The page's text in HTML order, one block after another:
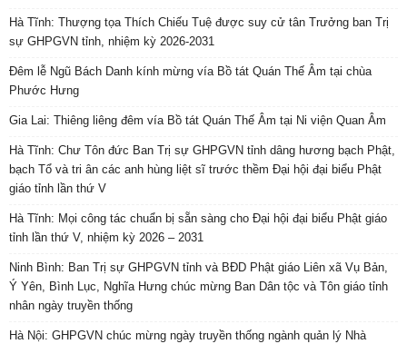
Hà Tĩnh: Thượng tọa Thích Chiếu Tuệ được suy cử tân Trưởng ban Trị
sự GHPGVN tỉnh, nhiệm kỳ 2026-2031
Đêm lễ Ngũ Bách Danh kính mừng vía Bồ tát Quán Thế Âm tại chùa
Phước Hưng
Gia Lai: Thiêng liêng đêm vía Bồ tát Quán Thế Âm tại Ni viện Quan Âm
Hà Tĩnh: Chư Tôn đức Ban Trị sự GHPGVN tỉnh dâng hương bạch Phật,
bạch Tổ và tri ân các anh hùng liệt sĩ trước thềm Đại hội đại biểu Phật
giáo tỉnh lần thứ V
Hà Tĩnh: Mọi công tác chuẩn bị sẵn sàng cho Đại hội đại biểu Phật giáo
tỉnh lần thứ V, nhiệm kỳ 2026 – 2031
Ninh Bình: Ban Trị sự GHPGVN tỉnh và BĐD Phật giáo Liên xã Vụ Bản,
Ý Yên, Bình Lục, Nghĩa Hưng chúc mừng Ban Dân tộc và Tôn giáo tỉnh
nhân ngày truyền thống
Hà Nội: GHPGVN chúc mừng ngày truyền thống ngành quản lý Nhà